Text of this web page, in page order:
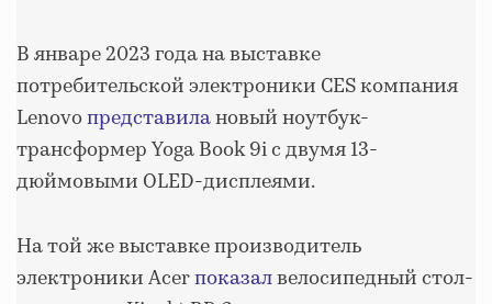
В январе 2023 года на выставке
потребительской электроники CES компания
Lenovoпредставилановый ноутбук-
трансформер Yoga Book 9i с двумя 13-
дюймовыми OLED-дисплеями.
На той же выставке производитель
электроники Acerпоказалвелосипедный стол-